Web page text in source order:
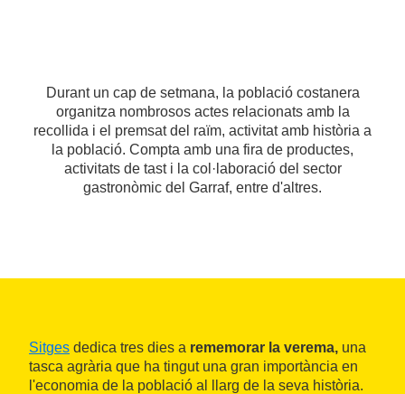
Durant un cap de setmana, la població costanera
organitza nombrosos actes relacionats amb la
recollida i el premsat del raïm, activitat amb història a
la població. Compta amb una fira de productes,
activitats de tast i la col·laboració del sector
gastronòmic del Garraf, entre d'altres.
Sitges dedica tres dies a rememorar la verema, una
tasca agrària que ha tingut una gran importància en
l'economia de la població al llarg de la seva història.